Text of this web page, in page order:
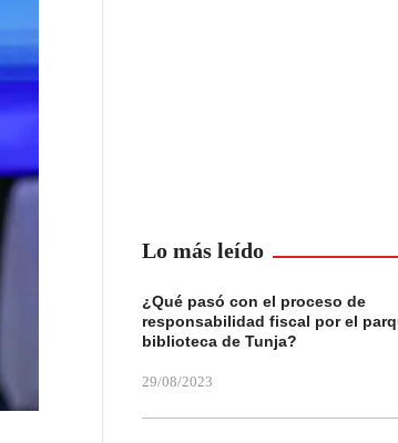
Lo más leído
¿Qué pasó con el proceso de
responsabilidad fiscal por el
biblioteca de Tunja?
29/08/2023